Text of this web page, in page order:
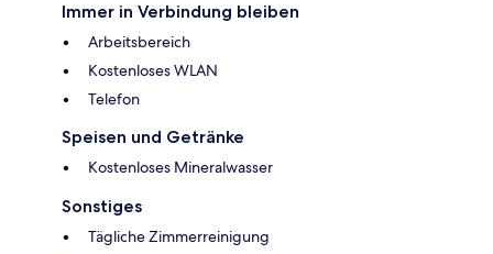
Immer in Verbindung bleiben
Arbeitsbereich
Kostenloses WLAN
Telefon
Speisen und Getränke
Kostenloses Mineralwasser
Sonstiges
Tägliche Zimmerreinigung